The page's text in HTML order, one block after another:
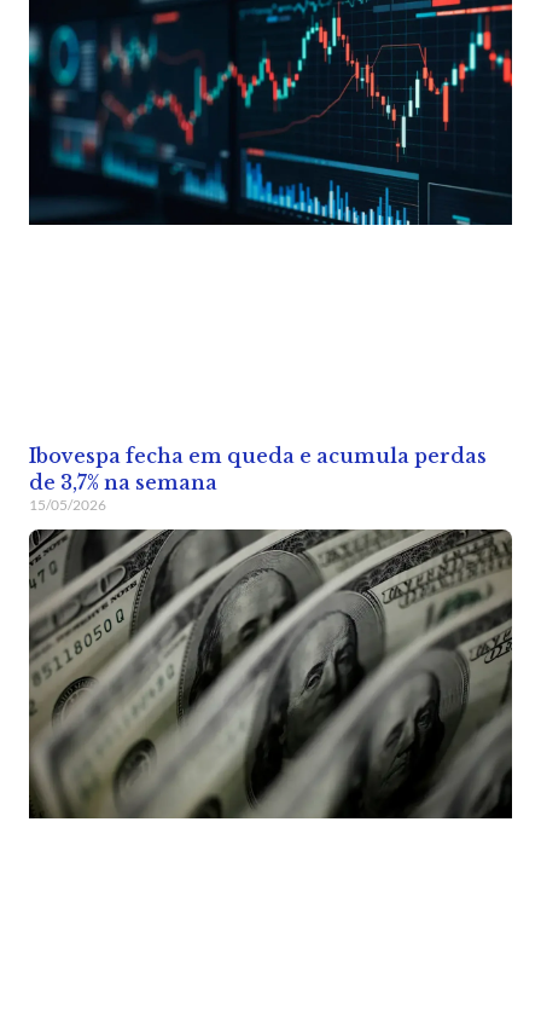
Ibovespa fecha em queda e acumula perdas
de 3,7% na semana
15/05/2026